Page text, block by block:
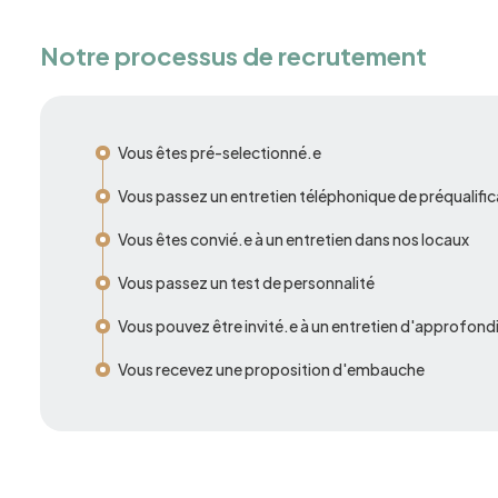
Notre processus de recrutement
Vous êtes pré-selectionné.e
Vous passez un entretien téléphonique de
Vous êtes convié.e à un entretien dans nos locaux
Vous passez un test de personnalité
Vous pouvez être invité.e à un entretien
Vous recevez une proposition d'embauche